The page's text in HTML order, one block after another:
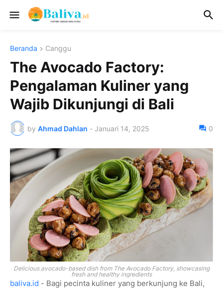
Beranda Canggu
The Avocado Factory:
Pengalaman Kuliner yang
Wajib Dikunjungi di Bali
by Ahmad Dahlan - Januari 14, 2025 0
Delicious avocado-based dish from The Avocado Factory, showcasing
fresh and healthy ingredients
baliva.id - Bagi pecinta kuliner yang berkunjung ke Bali,